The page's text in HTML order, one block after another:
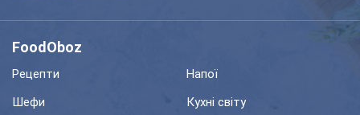
FoodOboz
Рецепти
Напої
Шефи
Кухні світу